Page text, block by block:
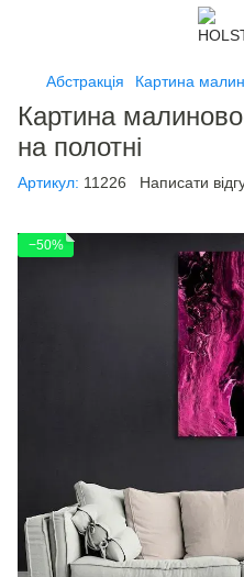
Абстракція Картина
Картина
на полотні
Артикул: 11226 Написати
−50%